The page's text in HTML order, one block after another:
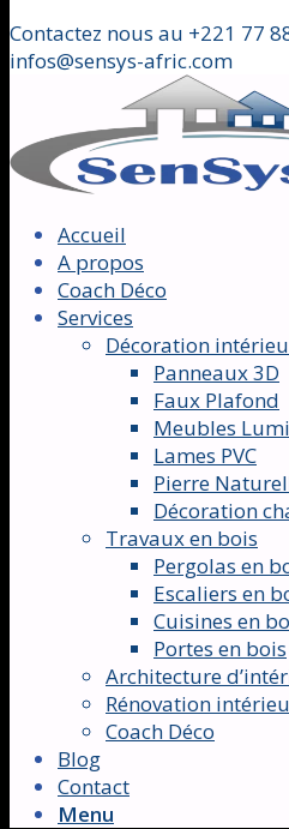
Contactez nous au +221 77
infos@sensys-afric.com
Accueil
A propos
Coach Déco
Services
Décoration
Panneaux 3D
Faux Plafond
Meubles
Lames PVC
Pierre
Décoration
Travaux en bois
Pergolas en
Escaliers en
Cuisines en
Portes en bois
Architecture
Rénovation
Coach Déco
Blog
Contact
Menu